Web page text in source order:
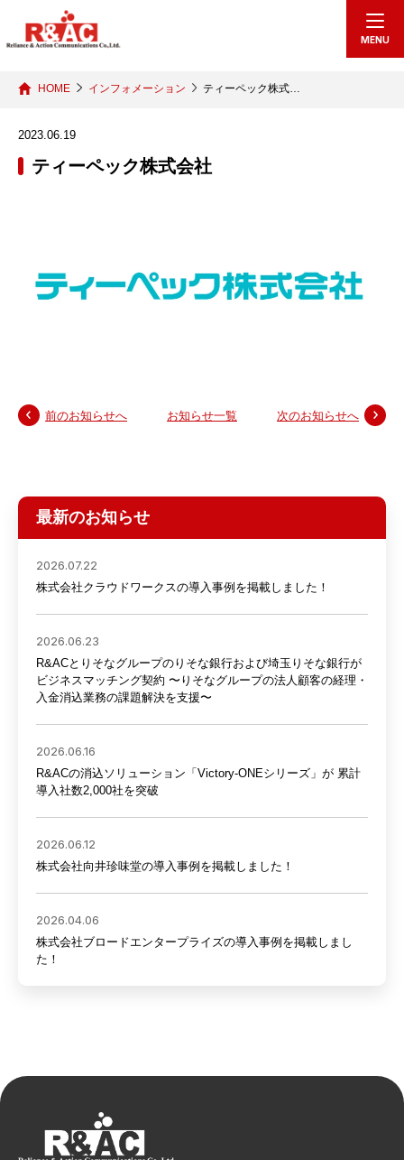
MENU
HOME インフォメーション ティーペック株式…
2023.06.19
ティーペック株式会社
前のお知らせへ お知らせ一覧 次のお知らせへ
最新のお知らせ
2026.07.22
株式会社クラウドワークスの導入事例を掲載しました！
2026.06.23
R&ACとりそなグループのりそな銀行および埼玉りそな銀行が
ビジネスマッチング契約 〜りそなグループの法人顧客の経理・
入金消込業務の課題解決を支援〜
2026.06.16
R&ACの消込ソリューション「Victory-ONEシリーズ」が 累計
導入社数2,000社を突破
2026.06.12
株式会社向井珍味堂の導入事例を掲載しました！
2026.04.06
株式会社ブロードエンタープライズの導入事例を掲載しまし
た！